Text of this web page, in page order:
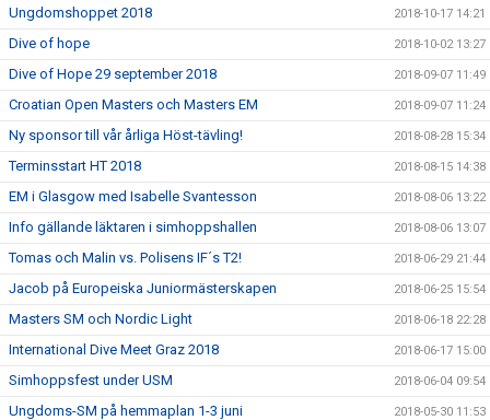
Ungdomshoppet 2018 2018-10-17 14:21
Dive of hope 2018-10-02 13:27
Dive of Hope 29 september 2018 2018-09-07 11:49
Croatian Open Masters och Masters EM 2018-09-07 11:24
Ny sponsor till vår årliga Höst-tävling! 2018-08-28 15:34
Terminsstart HT 2018 2018-08-15 14:38
EM i Glasgow med Isabelle Svantesson 2018-08-06 13:22
Info gällande läktaren i simhoppshallen 2018-08-06 13:07
Tomas och Malin vs. Polisens IF´s T2! 2018-06-29 21:44
Jacob på Europeiska Juniormästerskapen 2018-06-25 15:54
Masters SM och Nordic Light 2018-06-18 22:28
International Dive Meet Graz 2018 2018-06-17 15:00
Simhoppsfest under USM 2018-06-04 09:54
Ungdoms-SM på hemmaplan 1-3 juni 2018-05-30 11:53